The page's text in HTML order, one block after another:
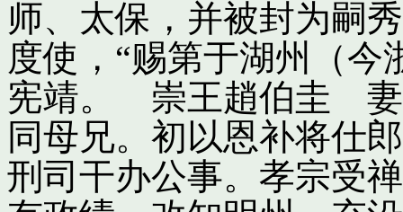
师、太保，并被封为嗣
度使，“赐第于湖州（今
宪靖。 崇王趙伯圭 妻
同母兄。初以恩补将仕
刑司干办公事。孝宗受